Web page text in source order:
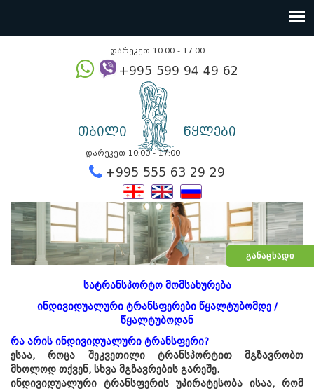
ᲒᲐᲜᲐᲪᲮᲐᲓᲘ
დარეკეთ 10:00 - 17:00
თბილი წყლები
დარეკეთ 10:00 - 17:00
+995 555 63 29
სატრანსპორტო მომსახურება
ინდივიდუალური ტრანსფერები წყალტუბომდე /
წყალტუბოდან
რა არის ინდივიდუალური ტრანსფერი?
ესაა, როცა შეკვეთილი ტრანსპორტით მგზავრობთ
მხოლოდ თქვენ, სხვა მგზავრების გარეშე.
ინდივიდუალური ტრანსფერის უპირატესობა ისაა, რომ